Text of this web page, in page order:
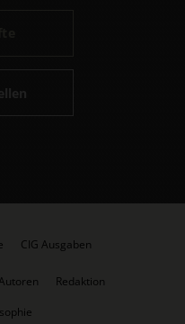
CIG Ausgaben
Redaktion